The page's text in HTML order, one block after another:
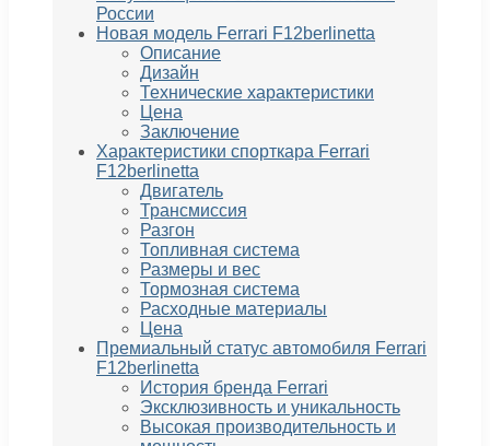
России
Новая модель Ferrari F12berlinetta
Описание
Дизайн
Технические характеристики
Цена
Заключение
Характеристики спорткара Ferrari
F12berlinetta
Двигатель
Трансмиссия
Разгон
Топливная система
Размеры и вес
Тормозная система
Расходные материалы
Цена
Премиальный статус автомобиля Ferrari
F12berlinetta
История бренда Ferrari
Эксклюзивность и уникальность
Высокая производительность и